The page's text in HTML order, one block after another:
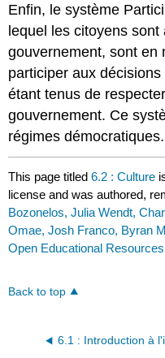
Enfin, le système
lequel les citoyens
gouvernement, sont en
participer aux
étant tenus de
gouvernement. Ce
régimes démocratiques.
This page titled6.2 : Culture
license and was authored,
Bozonelos, Julia Wendt,
Omae, Josh Franco, Byran
Open Educational
Back to top